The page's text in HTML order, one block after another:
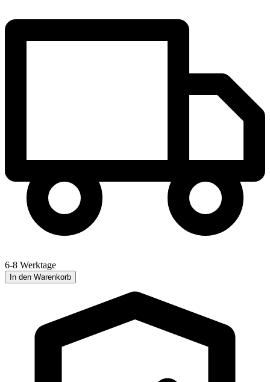
6-8 Werktage
In den Warenkorb